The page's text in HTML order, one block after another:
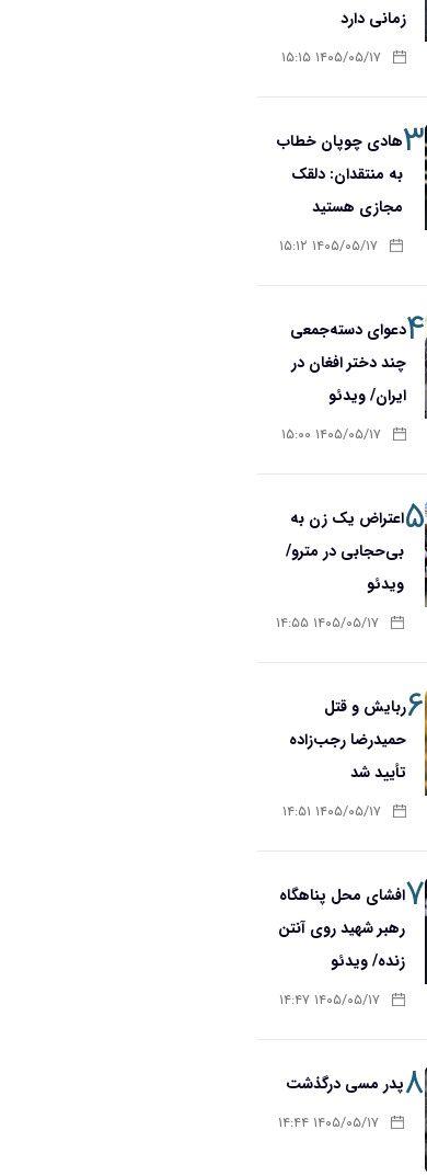
زمانی دارد
۱۴۰۵/۰۵/۱۷ ۱۵:۱۵
۳هادی چوپان خطاب
به منتقدان: دلقک
مجازی هستید
۱۴۰۵/۰۵/۱۷ ۱۵:۱۲
۴دعوای دسته‌جمعی
چند دختر افغان در
ایران/ ویدئو
۱۴۰۵/۰۵/۱۷ ۱۵:۰۰
۵اعتراض یک زن به
بی‌حجابی در مترو/
ویدئو
۱۴۰۵/۰۵/۱۷ ۱۴:۵۵
۶ربایش و قتل
حمیدرضا رجب‌زاده
تأیید شد
۱۴۰۵/۰۵/۱۷ ۱۴:۵۱
۷افشای محل پناهگاه‌
رهبر شهید روی آنتن
زنده/ ویدئو
۱۴۰۵/۰۵/۱۷ ۱۴:۴۷
۸پدر مسی درگذشت
۱۴۰۵/۰۵/۱۷ ۱۴:۴۴